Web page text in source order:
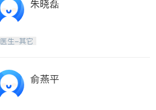
朱晓磊
医生-其它
俞燕平